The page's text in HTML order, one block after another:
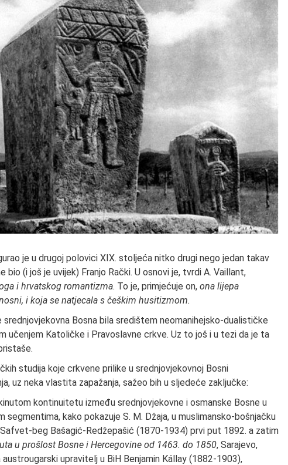
je u drugoj polovici XIX. stoljeća nitko drugi nego jedan takav
(i još je uvijek) Franjo Rački. U osnovi je, tvrdi A. Vaillant,
i hrvatskog romantizma. To je, primjećuje on, ona lijepa
i koja se natjecala s češkim husitizmom.
Bosna bila središtem neomanihejsko-dualističke
učenjem Katoličke i Pravoslavne crkve. Uz to još i u tezi da je ta
studija koje crkvene prilike u srednjovjekovnoj Bosni
uz neka vlastita zapažanja, sažeo bih u sljedeće zaključke:
kontinuitetu između srednjovjekovne i osmanske Bosne u
segmentima, kako pokazuje S. M. Džaja, u muslimansko-bošnjačku
beg Bašagić-Redžepašić (1870-1934) prvi put 1892. a zatim
u prošlost Bosne i Hercegovine od 1463. do 1850, Sarajevo,
upravitelj u BiH Benjamin Kállay (1882-1903),